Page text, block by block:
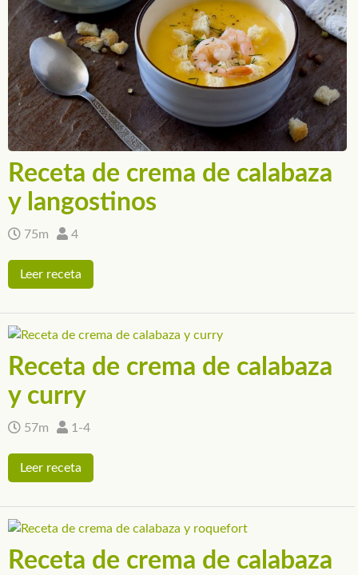
Receta de crema de calabaza
y langostinos
75m 4
Leer receta
Receta de crema de calabaza
y curry
57m 1-4
Leer receta
Receta de crema de calabaza